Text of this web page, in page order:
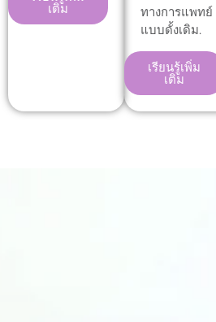
เติม
ทางการแพทย์
แบบดั้งเดิม.
เรียนรู้เพิ่ม
เติม